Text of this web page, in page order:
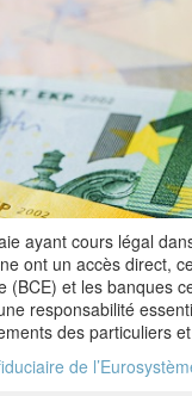
ayant cours légal
ont un accès direct,
et les banques
responsabilité
des particuliers
de